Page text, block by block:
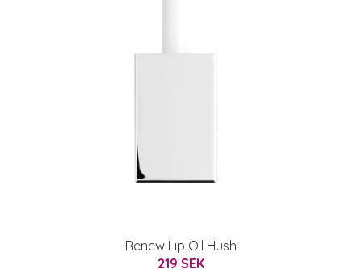
Renew Lip Oil Hush
219 SEK